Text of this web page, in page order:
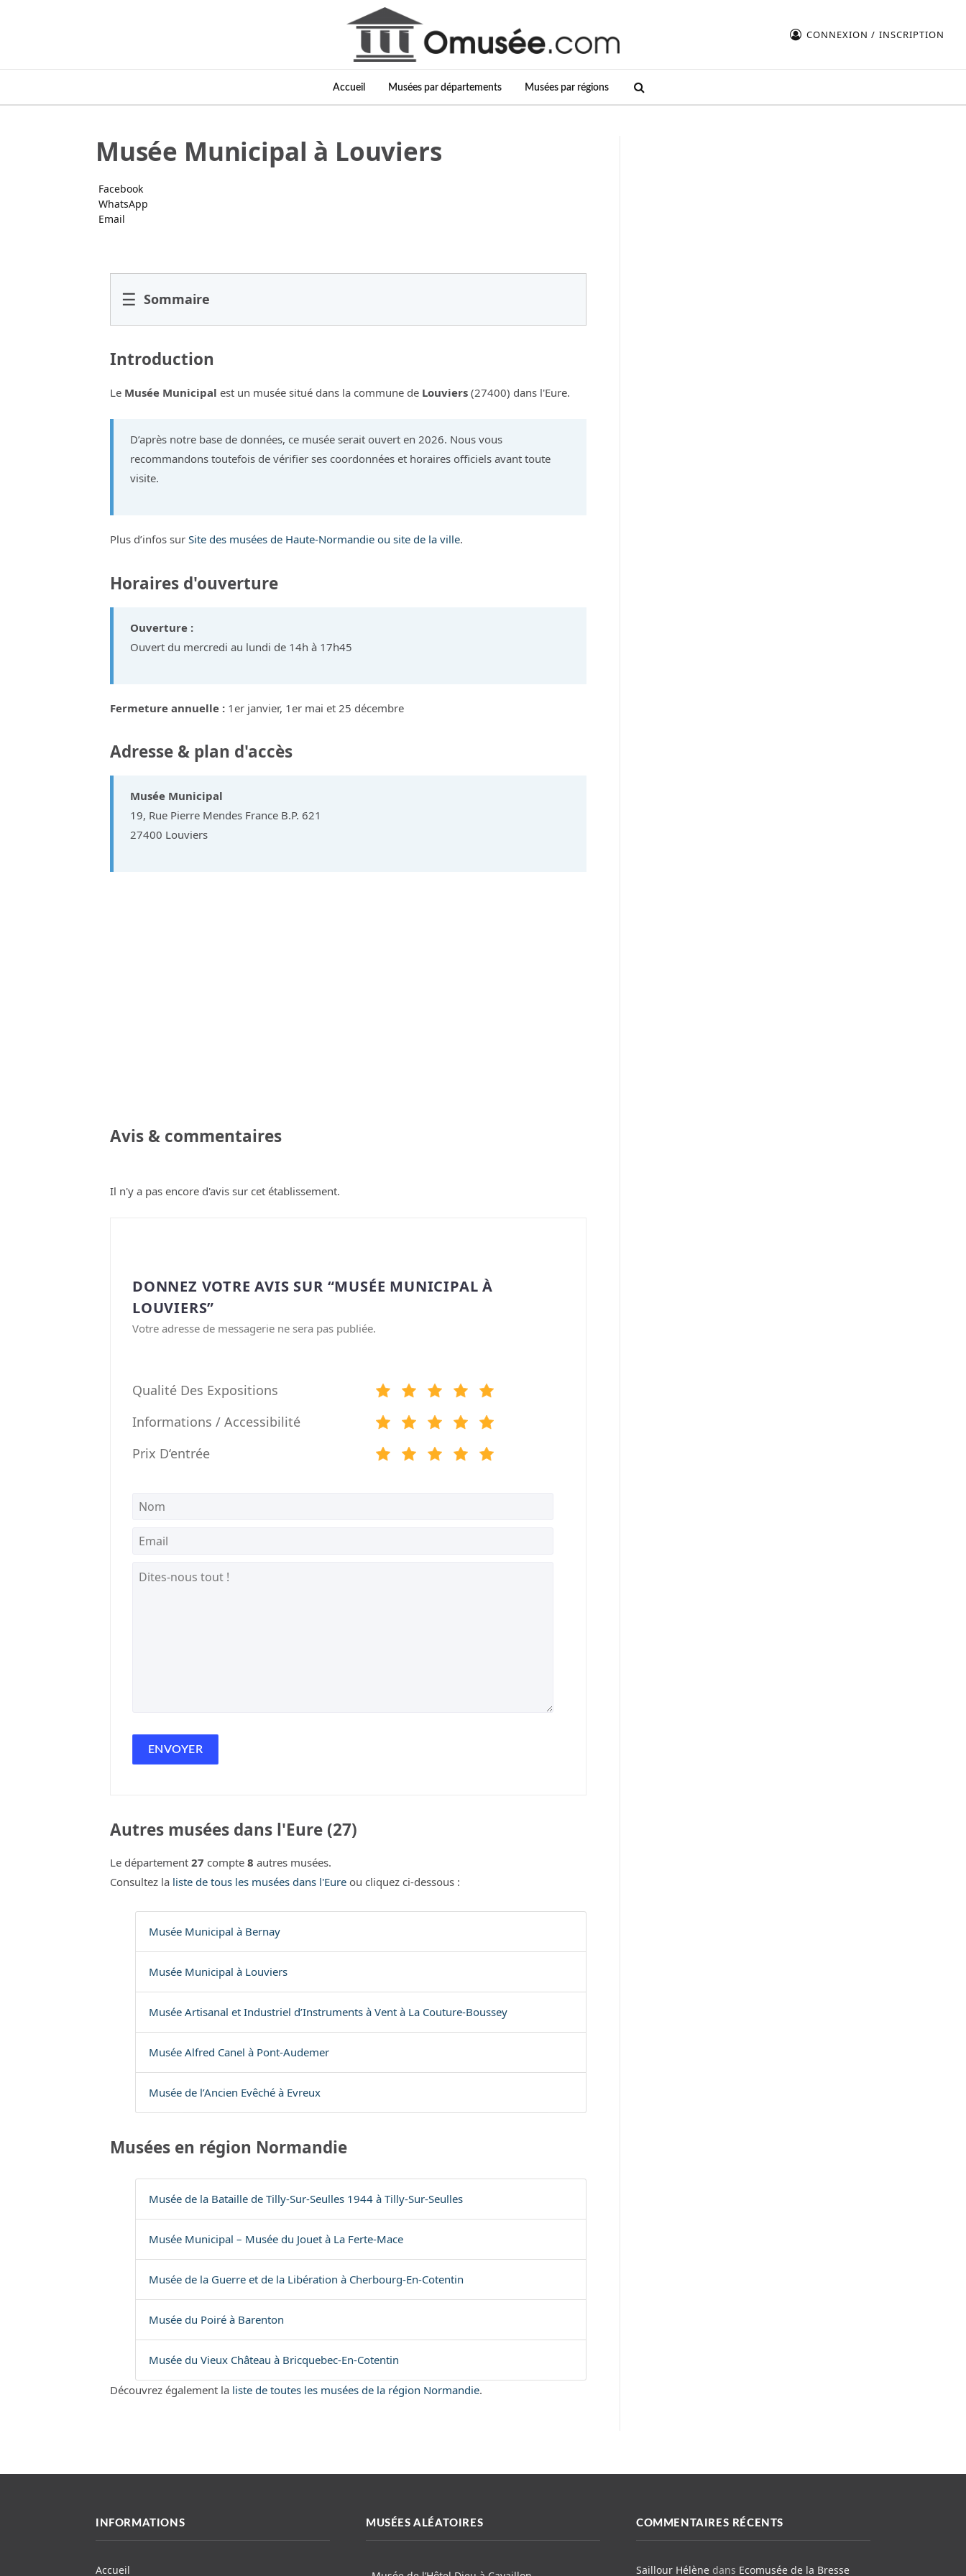
CONNEXION / INSCRIPTION
Accueil Musées par départements Musées par régions
Musée Municipal à Louviers
Facebook
WhatsApp
Email
☰ Sommaire
Introduction
Le Musée Municipal est un musée situé dans la commune de Louviers (27400) dans l'Eure.
D’après notre base de données, ce musée serait ouvert en 2026. Nous vous
recommandons toutefois de vérifier ses coordonnées et horaires officiels avant toute
visite.
Plus d’infos sur Site des musées de Haute-Normandie ou site de la ville.
Horaires d'ouverture
Ouverture :
Ouvert du mercredi au lundi de 14h à 17h45
Fermeture annuelle : 1er janvier, 1er mai et 25 décembre
Adresse & plan d'accès
Musée Municipal
19, Rue Pierre Mendes France B.P. 621
27400 Louviers
Avis & commentaires
Il n'y a pas encore d'avis sur cet établissement.
DONNEZ VOTRE AVIS SUR “MUSÉE MUNICIPAL À
LOUVIERS”
Votre adresse de messagerie ne sera pas publiée.
Qualité Des Expositions
Informations / Accessibilité
Prix D‘entrée
Autres musées dans l'Eure (27)
Le département 27 compte 8 autres musées.
Consultez la liste de tous les musées dans l'Eure ou cliquez ci-dessous :
Musée Municipal à Bernay
Musée Municipal à Louviers
Musée Artisanal et Industriel d’Instruments à Vent à La Couture-Boussey
Musée Alfred Canel à Pont-Audemer
Musée de l’Ancien Evêché à Evreux
Musées en région Normandie
Musée de la Bataille de Tilly-Sur-Seulles 1944 à Tilly-Sur-Seulles
Musée Municipal – Musée du Jouet à La Ferte-Mace
Musée de la Guerre et de la Libération à Cherbourg-En-Cotentin
Musée du Poiré à Barenton
Musée du Vieux Château à Bricquebec-En-Cotentin
Découvrez également la liste de toutes les musées de la région Normandie.
INFORMATIONS
Accueil
MUSÉES ALÉATOIRES COMMENTAIRES RÉCENTS
Saillour Hélène dans Ecomusée de la Bresse